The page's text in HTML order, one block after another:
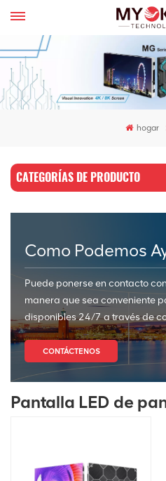
hogar
CATEGORÍAS DE PRODUCTO
Como Podemos
Puede ponerse en contacto
manera que sea conveniente
disponibles 24/7 a través de
CONTÁCTENOS
Pantalla LED de